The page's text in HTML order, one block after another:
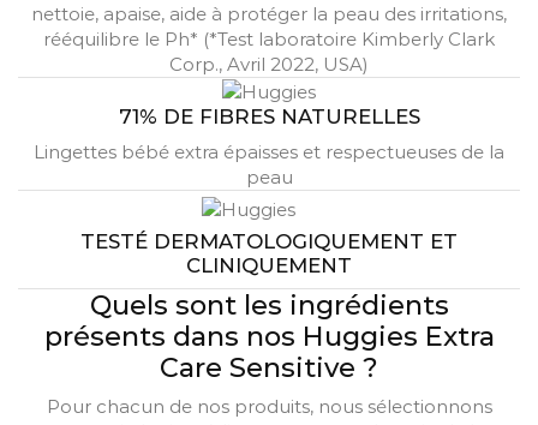
nettoie, apaise, aide à protéger la peau des irritations,
rééquilibre le Ph* (*Test laboratoire Kimberly Clark
Corp., Avril 2022, USA)
71% DE FIBRES NATURELLES
Lingettes bébé extra épaisses et respectueuses de la
peau
TESTÉ DERMATOLOGIQUEMENT ET
CLINIQUEMENT
Quels sont les ingrédients
présents dans nos Huggies Extra
Care Sensitive ?
Pour chacun de nos produits, nous sélectionnons